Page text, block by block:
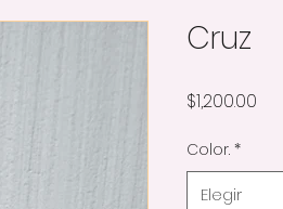
Cruz
$1,200.00
Color. *
Elegir